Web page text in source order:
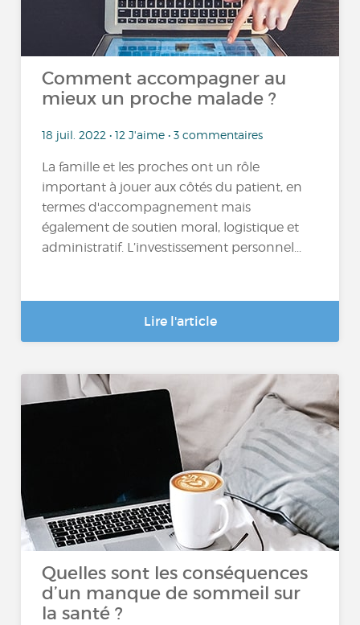
Comment accompagner au
mieux un proche malade ?
18 juil. 2022 • 12 J'aime • 3 commentaires
La famille et les proches ont un rôle
important à jouer aux côtés du patient, en
termes d'accompagnement mais
également de soutien moral, logistique et
administratif. L’investissement personnel...
Lire l'article
Quelles sont les conséquences
d’un manque de sommeil sur
la santé ?